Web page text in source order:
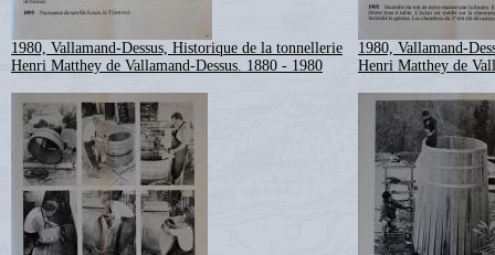
1980, Vallamand-Dessus, Historique de la tonnellerie
Henri Matthey de Vallamand-Dessus. 1880 - 1980
1980, Vallamand-
Henri Matthey de